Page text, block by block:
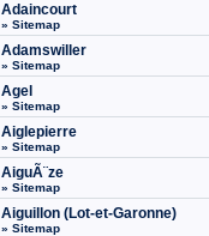
Adaincourt
» Sitemap
Adamswiller
» Sitemap
Agel
» Sitemap
Aiglepierre
» Sitemap
AiguÃ¨ze
» Sitemap
Aiguillon (Lot-et-Garonne)
» Sitemap